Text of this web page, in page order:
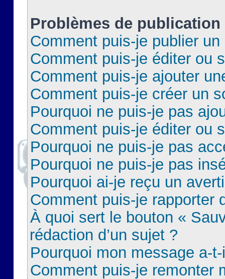
Problèmes de publication
Comment puis-je publier
Comment puis-je éditer ou
Comment puis-je ajouter
Comment puis-je créer un
Pourquoi ne puis-je pas
Comment puis-je éditer ou
Pourquoi ne puis-je pas
Pourquoi ne puis-je pas
Pourquoi ai-je reçu un
Comment puis-je rapporter
À quoi sert le bouton «
rédaction d’un sujet ?
Pourquoi mon message a-
Comment puis-je remonter